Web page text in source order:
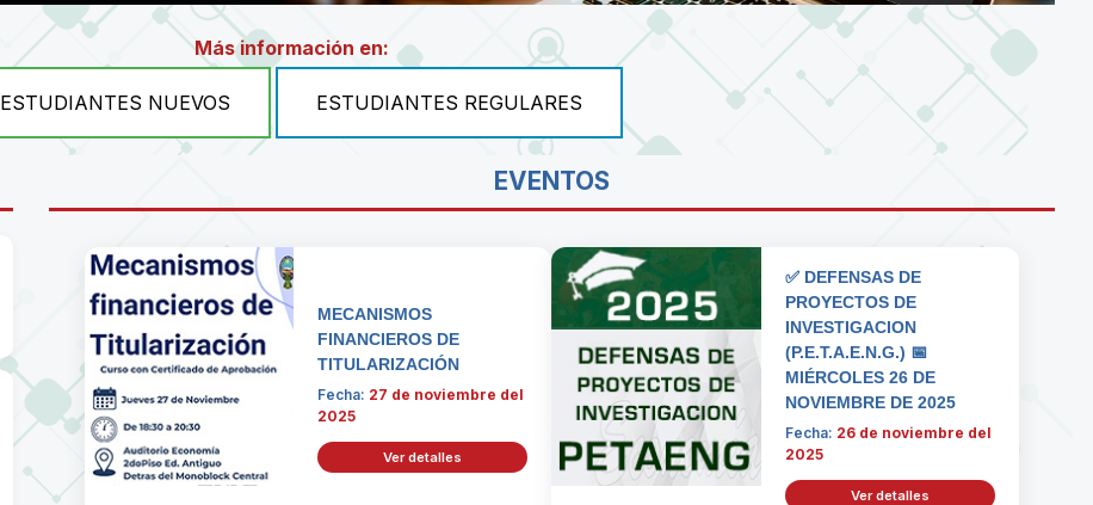
Más información en:
ESTUDIANTES NUEVOS ESTUDIANTES REGULARES
EVENTOS
MECANISMOS
FINANCIEROS DE
TITULARIZACIÓN
Fecha: 27 de noviembre del
2025
Ver detalles
✅ DEFENSAS DE
PROYECTOS DE
INVESTIGACION
(P.E.T.A.E.N.G.) 📅
MIÉRCOLES 26 DE
NOVIEMBRE DE 2025
Fecha: 26 de noviembre del
2025
Ver detalles